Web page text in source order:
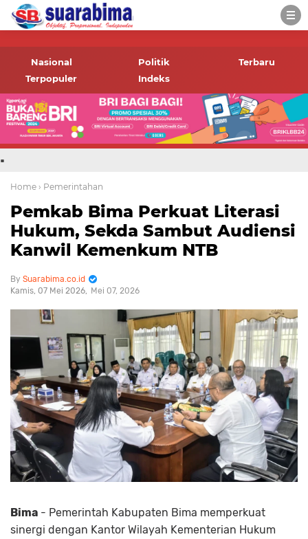
-->
informasi terbaru tentang
Bima dan daerah sekitar
Nasional Politik
Terbaru
Terpopuler
Indeks
.
Home › Pemerintahan
Pemkab Bima Perkuat Literasi
Hukum, Sekda Sambut Audiensi
Kanwil Kemenkum NTB
Suarabima.co.id
Kamis, 07 Mei 2026
Mei 07, 2026
Bima - Pemerintah Kabupaten Bima memperkuat
sinergi dengan Kantor Wilayah Kementerian Hukum